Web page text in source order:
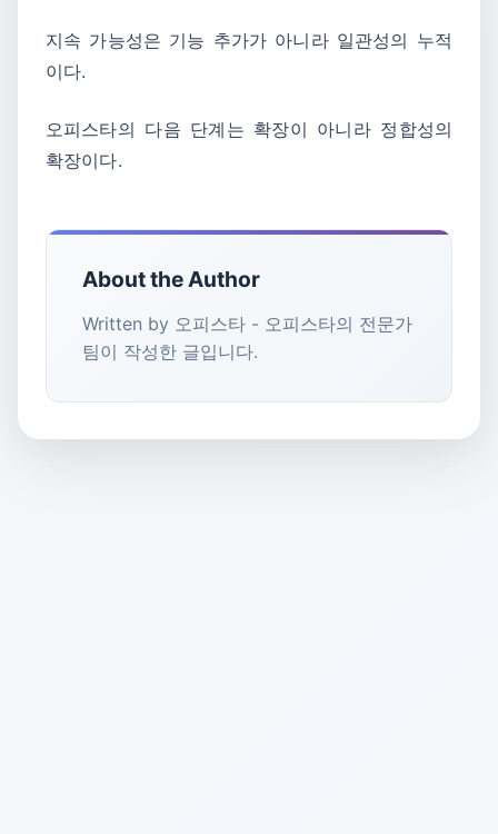
지속 가능성은 기능 추가가 아니라 일관성의 누적
이다.
오피스타의 다음 단계는 확장이 아니라 정합성의
확장이다.
About the Author
Written by 오피스타 - 오피스타의 전문가
팀이 작성한 글입니다.